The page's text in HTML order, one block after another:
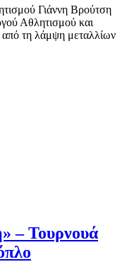
Γιάννη Βρούτση
Αθλητισμού και
τη λάμψη μεταλλίων
– Τουρνουά